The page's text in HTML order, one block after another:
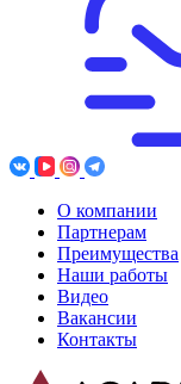
О компании
Партнерам
Преимущества
Наши работы
Видео
Вакансии
Контакты